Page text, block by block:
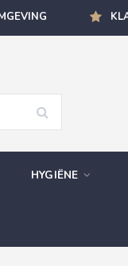
HYGIËNE